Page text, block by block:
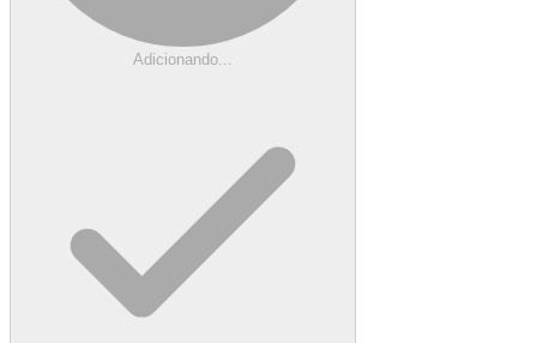
Adicionando...